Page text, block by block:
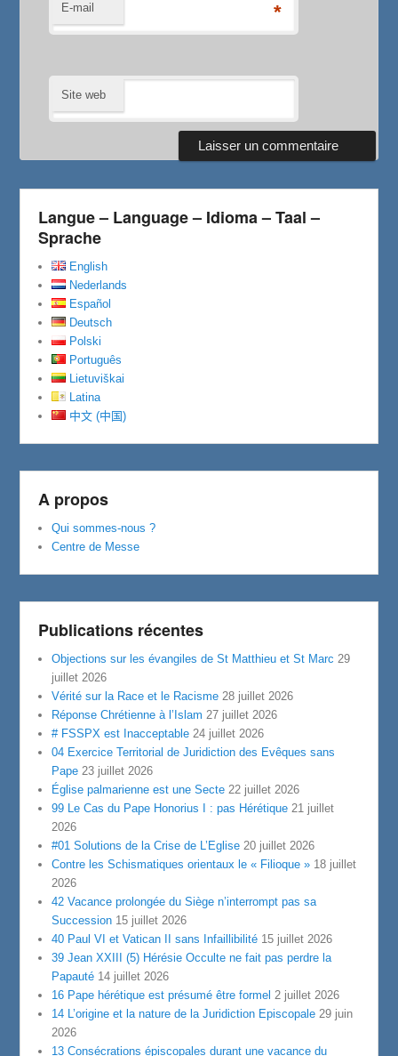
E-mail *
Site web
Langue – Language – Idioma – Taal –
Sprache
English
Nederlands
Español
Deutsch
Polski
Português
Lietuviškai
Latina
中文 (中国)
A propos
Qui sommes-nous ?
Centre de Messe
Publications récentes
Objections sur les évangiles de St Matthieu et St Marc 29
juillet 2026
Vérité sur la Race et le Racisme 28 juillet 2026
Réponse Chrétienne à l’Islam 27 juillet 2026
# FSSPX est Inacceptable 24 juillet 2026
04 Exercice Territorial de Juridiction des Evêques sans
Pape 23 juillet 2026
Église palmarienne est une Secte 22 juillet 2026
99 Le Cas du Pape Honorius I : pas Hérétique 21 juillet
2026
#01 Solutions de la Crise de L’Eglise 20 juillet 2026
Contre les Schismatiques orientaux le « Filioque » 18 juillet
2026
42 Vacance prolongée du Siège n’interrompt pas sa
Succession 15 juillet 2026
40 Paul VI et Vatican II sans Infaillibilité 15 juillet 2026
39 Jean XXIII (5) Hérésie Occulte ne fait pas perdre la
Papauté 14 juillet 2026
16 Pape hérétique est présumé être formel 2 juillet 2026
14 L’origine et la nature de la Juridiction Episcopale 29 juin
2026
13 Consécrations épiscopales durant une vacance du